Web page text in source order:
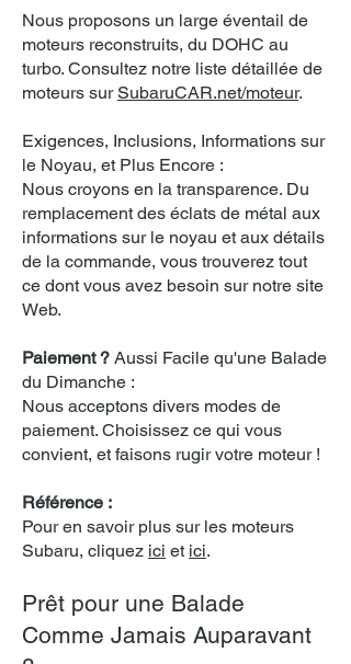
Nous proposons un large éventail de
moteurs reconstruits, du DOHC au
turbo. Consultez notre liste détaillée de
moteurs surSubaruCAR.net/moteur.
Exigences, Inclusions, Informations sur
le Noyau, et Plus Encore :
Nous croyons en la transparence. Du
remplacement des éclats de métal aux
informations sur le noyau et aux détails
de la commande, vous trouverez tout
ce dont vous avez besoin sur notre site
Web.
Paiement ? Aussi Facile qu'une Balade
du Dimanche :
Nous acceptons divers modes de
paiement. Choisissez ce qui vous
convient, et faisons rugir votre moteur !
Référence :
Pour en savoir plus sur les moteurs
Subaru, cliquez ici et ici.
Prêt pour une Balade
Comme Jamais Auparavant